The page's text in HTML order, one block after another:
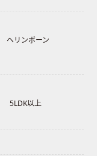
ヘリンボーン
5LDK以上